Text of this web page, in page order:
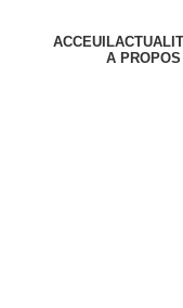
ACCEUIL
A